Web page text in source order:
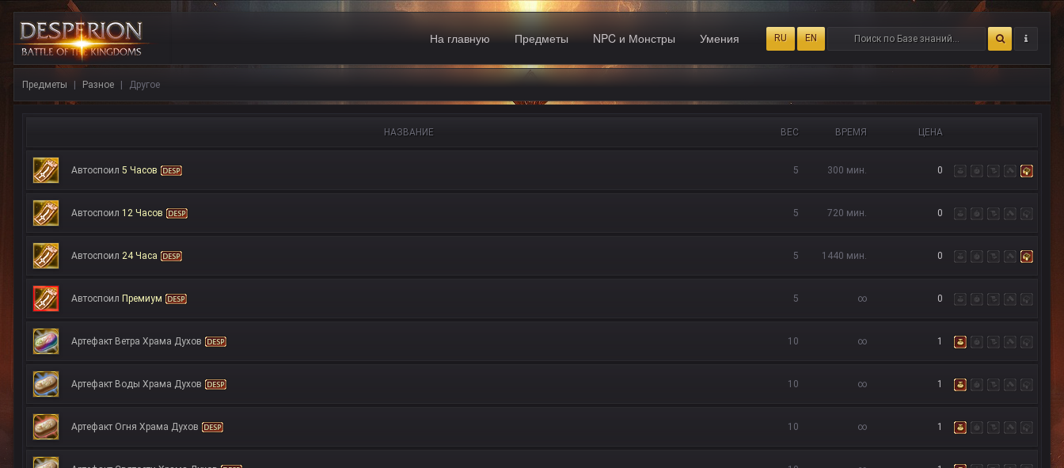
RU EN
На главную Предметы NPC и Монстры Умения
Предметы Разное Другое
НАЗВАНИЕ ВЕС ВРЕМЯ ЦЕНА
Автоспоил 5 Часов 5 300 мин. 0
Автоспоил 12 Часов 5 720 мин. 0
Автоспоил 24 Часа 5 1440 мин. 0
Автоспоил Премиум 5 ∞ 0
Артефакт Ветра Храма Духов 10 ∞ 1
Артефакт Воды Храма Духов 10 ∞ 1
Артефакт Огня Храма Духов 10 ∞ 1